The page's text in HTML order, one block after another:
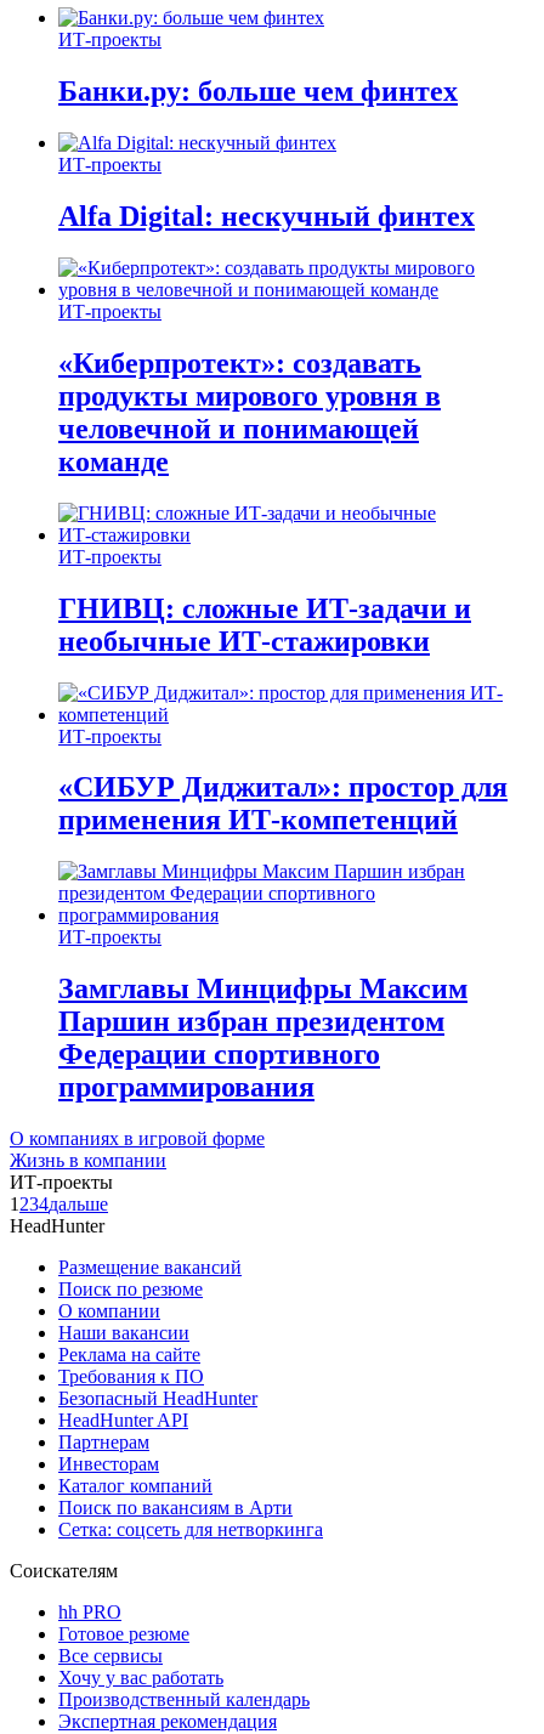
ИТ-проекты
Банки.ру: больше чем финтех
ИТ-проекты
Alfa Digital: нескучный финтех
ИТ-проекты
«Киберпротект»: создавать
продукты мирового уровня в
человечной и понимающей
команде
ИТ-проекты
ГНИВЦ: сложные ИТ‑задачи и
необычные ИТ‑стажировки
ИТ-проекты
«СИБУР Диджитал»: простор для
применения ИТ-компетенций
ИТ-проекты
Замглавы Минцифры Максим
Паршин избран президентом
Федерации спортивного
программирования
О компаниях в игровой форме
Жизнь в компании
ИТ-проекты
1 234дальше
HeadHunter
Размещение вакансий
Поиск по резюме
О компании
Наши вакансии
Реклама на сайте
Требования к ПО
Безопасный HeadHunter
HeadHunter API
Партнерам
Инвесторам
Каталог компаний
Поиск по вакансиям в Арти
Сетка: соцсеть для нетворкинга
Соискателям
hh PRO
Готовое резюме
Все сервисы
Хочу у вас работать
Производственный календарь
Экспертная рекомендация